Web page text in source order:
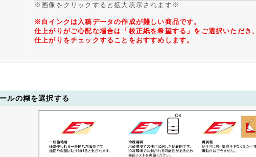
37,605円 50,024円 59,960円
45,761円 61,291円 73,704円
53,925円 72,559円 87,449円 104,401円
83,825円 100,110円
枚
70,246円 95,093円 113,714円 137,555円
※画像をクリックすると拡大表示されます※
※白インクは入稿データの作成が難しい商品です。
仕上がりがご心配な場合は「校正紙を希望する」をご選択いただき、
仕上がりをチェックすることをおすすめします。
ルの糊を選択する